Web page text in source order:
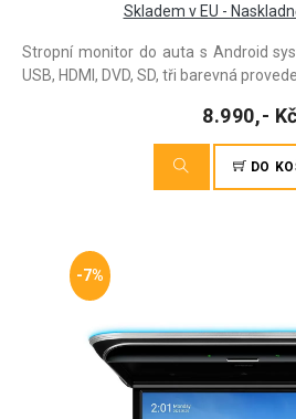
Skladem v EU -
Stropní monitor do auta s Android
USB, HDMI, DVD, SD, tři barevná
8.990,- Kč
DO
-7%